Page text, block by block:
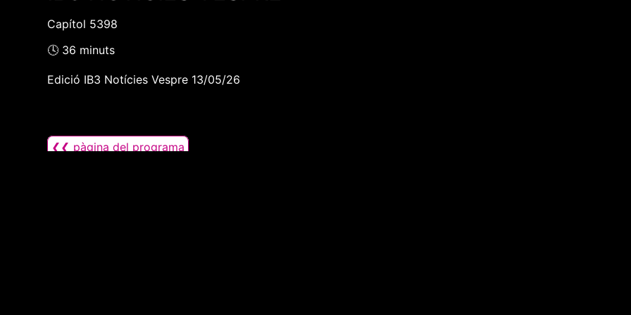
Capítol 5398
🕓 36 minuts
Edició IB3 Notícies Vespre 13/05/26
❮❮ pàgina del programa